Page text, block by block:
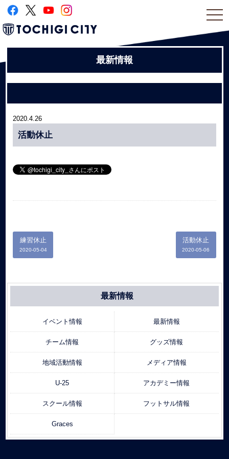
最新情報
2020.4.26
活動休止
練習休止
2020-05-04
活動休止
2020-05-06
最新情報
イベント情報 最新情報
チーム情報 グッズ情報
地域活動情報 メディア情報
U-25 アカデミー情報
スクール情報 フットサル情報
Graces